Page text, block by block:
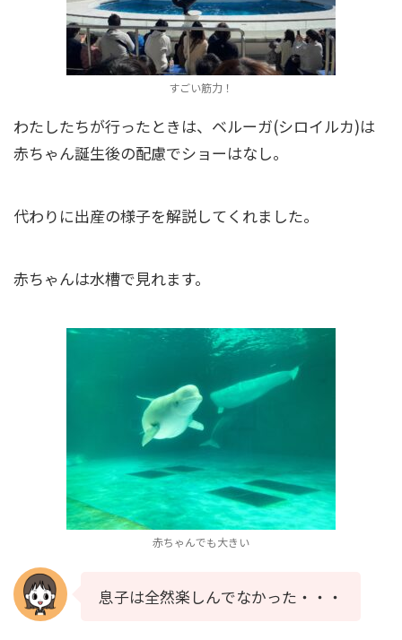
すごい筋力！
わたしたちが行ったときは、ベルーガ(シロイルカ)は
赤ちゃん誕生後の配慮でショーはなし。
代わりに出産の様子を解説してくれました。
赤ちゃんは水槽で見れます。
赤ちゃんでも大きい
息子は全然楽しんでなかった・・・